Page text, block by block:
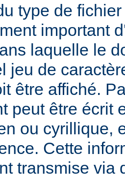
type de
important
laquelle le
jeu de
être affiché.
peut être écrit
ou cyrillique,
Cette
transmise via